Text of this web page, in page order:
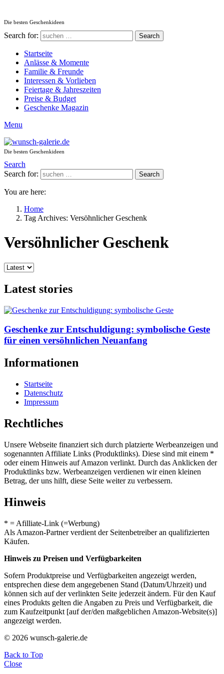
Die besten Geschenkideen
Search for: Search
Startseite
Anlässe & Momente
Familie & Freunde
Interessen & Vorlieben
Feiertage & Jahreszeiten
Preise & Budget
Geschenke Magazin
Menu
Die besten Geschenkideen
Search
Search for:
Search
You are here:
Home
Tag Archives: Versöhnlicher Geschenk
Versöhnlicher Geschenk
Latest stories
Geschenke zur Entschuldigung: symbolische Geste
für einen versöhnlichen Neuanfang
Informationen
Startseite
Datenschutz
Impressum
Rechtliches
Unsere Webseite finanziert sich durch platzierte Werbeanzeigen und
sogenannten Affiliate Links (Produktlinks). Diese sind mit einem *
oder einem Hinweis auf Amazon verlinkt. Durch das Anklicken der
Produktlinks bzw. Werbeanzeigen verdienen wir einen kleinen
Betrag, der uns hilft, diese Seite weiter zu verbessern.
Hinweis
* = Afilliate-Link (=Werbung)
Als Amazon-Partner verdient der Seitenbetreiber an qualifizierten
Käufen.
Hinweis zu Preisen und Verfügbarkeiten
Sofern Produktpreise und Verfügbarkeiten angezeigt werden,
entsprechen diese dem angegebenen Stand (Datum/Uhrzeit) und
können sich auf der verlinkten Seite jederzeit ändern. Für den Kauf
eines Produkts gelten die Angaben zu Preis und Verfügbarkeit, die
zum Kaufzeitpunkt [auf der/den maßgeblichen Amazon-Website(s)]
angezeigt werden.
© 2026 wunsch-galerie.de
Back to Top
Close